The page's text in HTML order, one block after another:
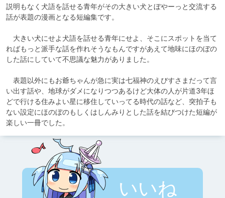
説明もなく犬語を話せる青年がその大きい犬とぼやーっと交流する
話が表題の漫画となる短編集です。
大きい犬にせよ犬語を話せる青年にせよ、そこにスポットを当て
ればもっと派手な話を作れそうなもんですがあえて地味にほのぼの
した話にしていて不思議な魅力がありました。
表題以外にもお爺ちゃんが急に実は七福神のえびすさまだって言
い出す話や、地球がダメになりつつあるけど大体の人が片道3年ほ
どで行ける住みよい星に移住していってる時代の話など、突拍子も
ない設定にほのぼのもしくはしんみりとした話を結びつけた短編が
楽しい一冊でした。
いいね